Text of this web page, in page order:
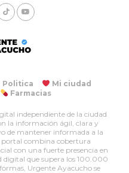
Politica
Mi ciudad
Farmacias
independiente de la ciudad
la información ágil, clara y
de mantener informada a la
combina cobertura
con una fuerte presencia en
digital que supera los 100.000
Urgente Ayacucho se